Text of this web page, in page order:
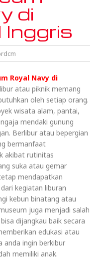
di
Royal Navy di
atau piknik memang
oleh setiap orang.
wisata alam, pantai,
mendaki gunung
Berlibur atau bepergian
bermanfaat
akibat rutinitas
suka atau gemar
mendapatkan
kegiatan liburan
kebun binatang atau
juga menjadi salah
dijangkau baik secara
edukasi atau
anda ingin berkibur
memiliki anak.